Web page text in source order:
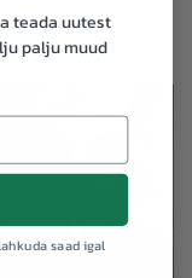
teada uutest
palju muud
saad igal